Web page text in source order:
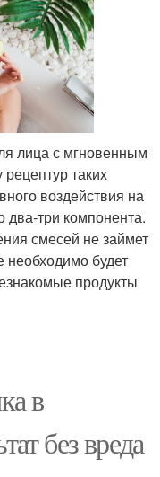
лица с мгновенным
таких
воздействия на
два-три компонента.
смесей не займет
будет
продукты
в
без вреда